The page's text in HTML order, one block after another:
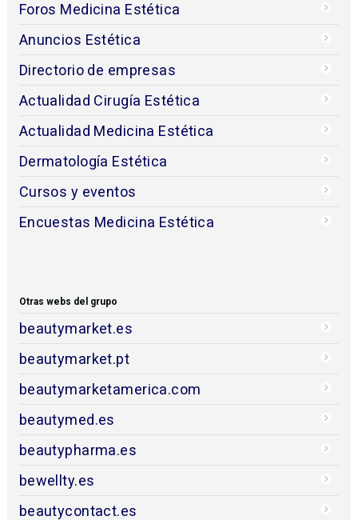
Foros Medicina Estética
Anuncios Estética
Directorio de empresas
Actualidad Cirugía Estética
Actualidad Medicina Estética
Dermatología Estética
Cursos y eventos
Encuestas Medicina Estética
Otras webs del grupo
beautymarket.es
beautymarket.pt
beautymarketamerica.com
beautymed.es
beautypharma.es
bewellty.es
beautycontact.es